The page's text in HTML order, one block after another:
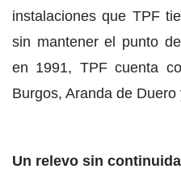
instalaciones que TPF
sin mantener el punto
en 1991, TPF cuenta
Burgos, Aranda de
Un relevo sin